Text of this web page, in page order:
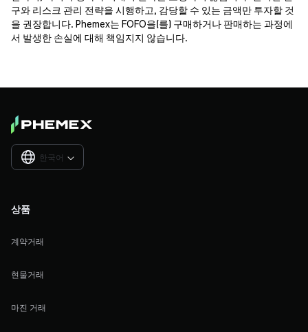
구와 리스크 관리 전략을 시행하고, 감당할 수 있는 금액만 투자할 것
을 권장합니다. Phemex는 FOFO을(를) 구매하거나 판매하는 과정에
서 발생한 손실에 대해 책임지지 않습니다.
한국어 
상품
계약거래
현물거래
마진 거래